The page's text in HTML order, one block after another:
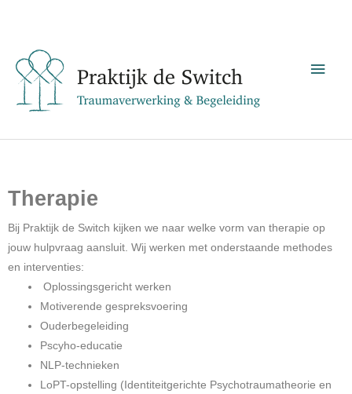
inhoud
Therapie
Bij Praktijk de Switch kijken we naar welke vorm van therapie op
jouw hulpvraag aansluit. Wij werken met onderstaande methodes
en interventies:
Oplossingsgericht werken
Motiverende gespreksvoering
Ouderbegeleiding
Pscyho-educatie
NLP-technieken
LoPT-opstelling (Identiteitgerichte Psychotraumatheorie en